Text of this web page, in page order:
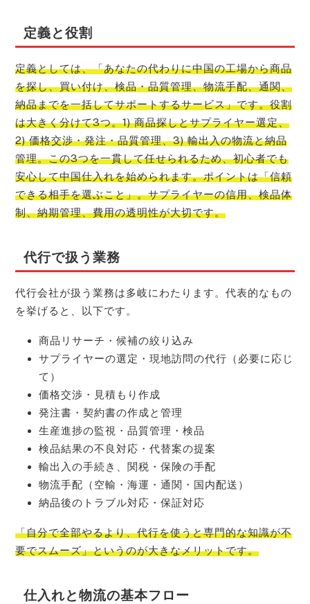
定義と役割
定義としては、「あなたの代わりに中国の工場から商品
を探し、買い付け、検品・品質管理、物流手配、通関、
納品までを一括してサポートするサービス」です。役割
は大きく分けて3つ。1) 商品探しとサプライヤー選定、
2) 価格交渉・発注・品質管理、3) 輸出入の物流と納品
管理。この3つを一貫して任せられるため、初心者でも
安心して中国仕入れを始められます。ポイントは「信頼
できる相手を選ぶこと」。サプライヤーの信用、検品体
制、納期管理、費用の透明性が大切です。
代行で扱う業務
代行会社が扱う業務は多岐にわたります。代表的なもの
を挙げると、以下です。
商品リサーチ・候補の絞り込み
サプライヤーの選定・現地訪問の代行（必要に応じ
て）
価格交渉・見積もり作成
発注書・契約書の作成と管理
生産進捗の監視・品質管理・検品
検品結果の不良対応・代替案の提案
輸出入の手続き、関税・保険の手配
物流手配（空輸・海運・通関・国内配送）
納品後のトラブル対応・保証対応
「自分で全部やるより、代行を使うと専門的な知識が不
要でスムーズ」というのが大きなメリットです。
仕入れと物流の基本フロー